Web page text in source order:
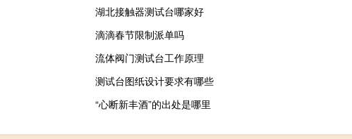
湖北接触器测试台哪家好
滴滴春节限制派单吗
流体阀门测试台工作原理
测试台图纸设计要求有哪些
“心断新丰酒”的出处是哪里